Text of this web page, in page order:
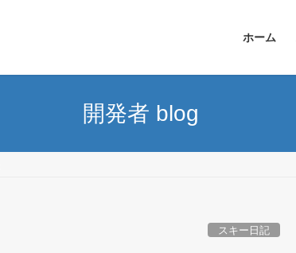
ホーム
開発者 blog
スキー日記